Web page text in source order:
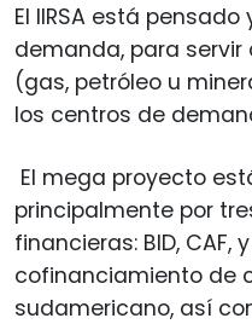
El IIRSA está
demanda, para
(gas, petróleo u
los centros de
El mega proyecto
principalmente por
financieras: BID, CAF,
cofinanciamiento de
sudamericano, así